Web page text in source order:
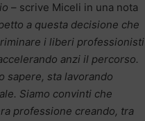
– scrive Miceli in una nota
a questa decisione che
i liberi professionisti
anzi il percorso.
sapere, sta lavorando
Siamo convinti che
professione creando, tra